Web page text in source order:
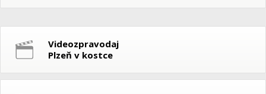
Videozpravodaj
Plzeň v kostce